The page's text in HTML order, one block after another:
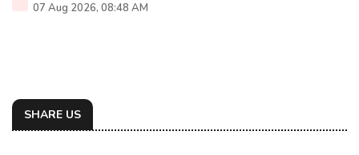
07 Aug 2026, 08:48 AM
SHARE US